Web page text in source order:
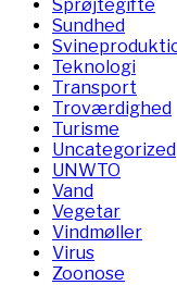
Sprøjtegifte
Sundhed
Teknologi
Transport
Troværdighed
Turisme
Uncategorized
UNWTO
Vand
Vegetar
Vindmøller
Virus
Zoonose